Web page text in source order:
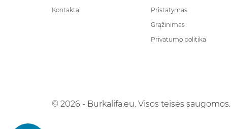
Kontaktai
Pristatymas
Grąžinimas
Privatumo politika
© 2026 - Burkalifa.eu. Visos teisės saugomos.